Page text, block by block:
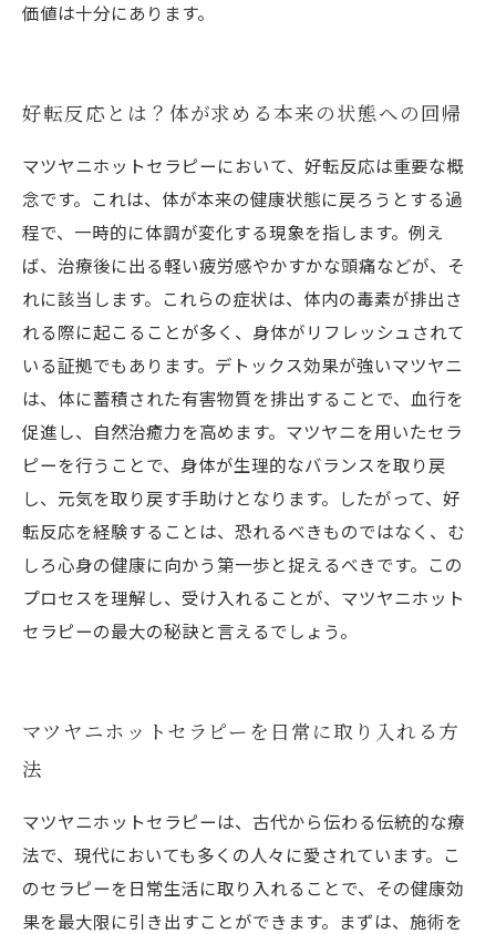
価値は十分にあります。
好転反応とは？体が求める本来の状態への回帰
マツヤニホットセラピーにおいて、好転反応は重要な概
念です。これは、体が本来の健康状態に戻ろうとする過
程で、一時的に体調が変化する現象を指します。例え
ば、治療後に出る軽い疲労感やかすかな頭痛などが、そ
れに該当します。これらの症状は、体内の毒素が排出さ
れる際に起こることが多く、身体がリフレッシュされて
いる証拠でもあります。デトックス効果が強いマツヤニ
は、体に蓄積された有害物質を排出することで、血行を
促進し、自然治癒力を高めます。マツヤニを用いたセラ
ピーを行うことで、身体が生理的なバランスを取り戻
し、元気を取り戻す手助けとなります。したがって、好
転反応を経験することは、恐れるべきものではなく、む
しろ心身の健康に向かう第一歩と捉えるべきです。この
プロセスを理解し、受け入れることが、マツヤニホット
セラピーの最大の秘訣と言えるでしょう。
マツヤニホットセラピーを日常に取り入れる方
法
マツヤニホットセラピーは、古代から伝わる伝統的な療
法で、現代においても多くの人々に愛されています。こ
のセラピーを日常生活に取り入れることで、その健康効
果を最大限に引き出すことができます。まずは、施術を